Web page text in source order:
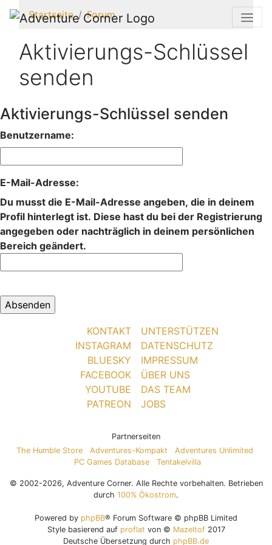
Startseite Forum
Aktivierungs-Schlüssel
senden
Aktivierungs-Schlüssel senden
Benutzername:
E-Mail-Adresse:
Du musst die E-Mail-Adresse angeben, die in deinem
Profil hinterlegt ist. Diese hast du bei der Registrierung
angegeben oder nachträglich in deinem persönlichen
Bereich geändert.
KONTAKT
INSTAGRAM
BLUESKY
FACEBOOK
YOUTUBE
PATREON
UNTERSTÜTZEN
DATENSCHUTZ
IMPRESSUM
ÜBER UNS
DAS TEAM
JOBS
Partnerseiten
The Humble Store
Adventures-Kompakt
Adventures Unlimited
PC Games Database
Tentakelvilla
© 2002-2026, Adventure Corner. Alle Rechte vorbehalten. Betrieben
durch 100% Ökostrom.
Powered by phpBB® Forum Software © phpBB Limited
Style basierend auf proflat von © Mazeltof2017
Deutsche Übersetzung durch phpBB.de